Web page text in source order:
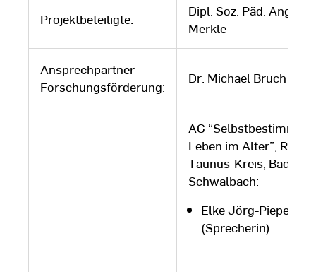
Projektbeteiligte:
Dipl. Soz. Päd. Angela
Merkle
Ansprechpartner
Forschungsförderung:
Dr. Michael Bruch
AG “Selbstbestimmtes
Leben im Alter”,
Taunus-Kreis, Bad
Schwalbach:
Elke Jörg-Pieper
(Sprecherin)